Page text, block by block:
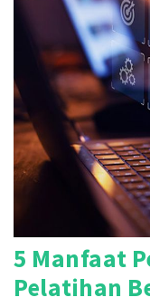
5 Manfaat
Pelatihan